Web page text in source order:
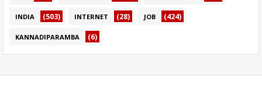
INDIA (503) INTERNET (28) JOB (424)
KANNADIPARAMBA (6)